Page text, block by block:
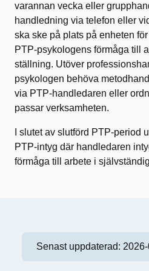
varannan vecka eller
handledning via telefon eller
ska ske på plats på enheten
PTP‐psykologens förmåga till
ställning. Utöver
psykologen behöva
via PTP‐handledaren eller
passar verksamheten.
I slutet av slutförd PTP-period
PTP-intyg där handledaren
förmåga till arbete i
Senast uppdaterad: